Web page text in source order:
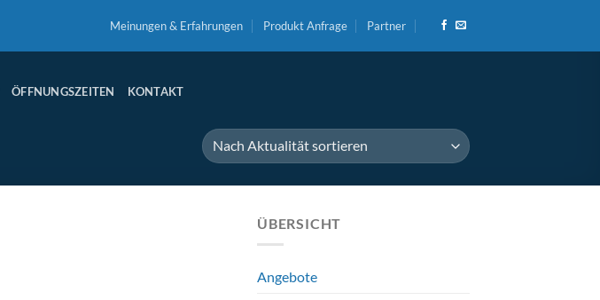
Meinungen & Erfahrungen Produkt Anfrage Partner
ÖFFNUNGSZEITEN KONTAKT
ÜBERSICHT
Angebote